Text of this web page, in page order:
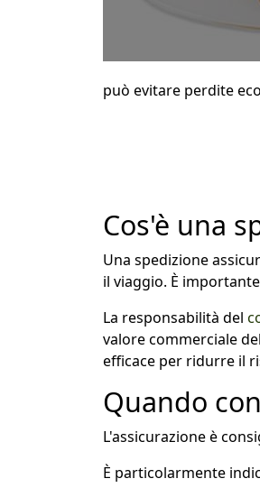
può evitare perdite
Cos'è una
Una spedizione
il viaggio. È
La responsabilità del
valore commerciale
efficace per ridurre il
Quando
L'assicurazione è
È particolarmente